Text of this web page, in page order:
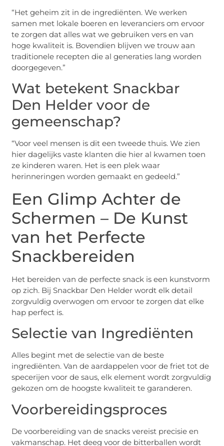
“Het geheim zit in de ingrediënten. We werken
samen met lokale boeren en leveranciers om ervoor
te zorgen dat alles wat we gebruiken vers en van
hoge kwaliteit is. Bovendien blijven we trouw aan
traditionele recepten die al generaties lang worden
doorgegeven.”
Wat betekent Snackbar
Den Helder voor de
gemeenschap?
“Voor veel mensen is dit een tweede thuis. We zien
hier dagelijks vaste klanten die hier al kwamen toen
ze kinderen waren. Het is een plek waar
herinneringen worden gemaakt en gedeeld.”
Een Glimp Achter de
Schermen – De Kunst
van het Perfecte
Snackbereiden
Het bereiden van de perfecte snack is een kunstvorm
op zich. Bij Snackbar Den Helder wordt elk detail
zorgvuldig overwogen om ervoor te zorgen dat elke
hap perfect is.
Selectie van Ingrediënten
Alles begint met de selectie van de beste
ingrediënten. Van de aardappelen voor de friet tot de
specerijen voor de saus, elk element wordt zorgvuldig
gekozen om de hoogste kwaliteit te garanderen.
Voorbereidingsproces
De voorbereiding van de snacks vereist precisie en
vakmanschap. Het deeg voor de bitterballen wordt